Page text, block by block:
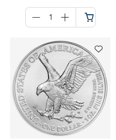
für
Warenkorb